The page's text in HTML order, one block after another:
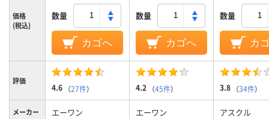
価格
(税込)
数量
カゴへ
数量
カゴへ
数量
カ
評価
4.6 （27件） 4.2 （45件） 3.8 （34件）
メーカー エーワン エーワン アスクル